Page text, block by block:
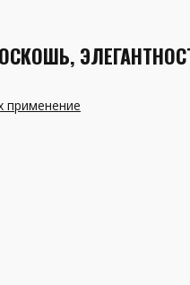
применение